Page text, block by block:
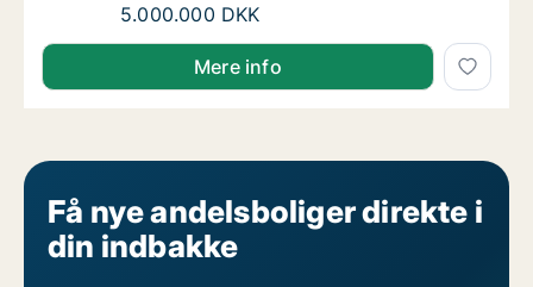
Per søger andelsbolig i København K,
5.000.000 DKK
Per søger andelsbolig i København K, Vesterbro
Mere info
Få nye andelsboliger direkte i
din indbakke